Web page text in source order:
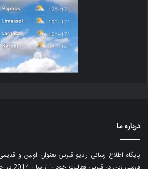
درباره ما
پایگاه اطلاع رسانی رادیو قبرس بعنوان اولین و